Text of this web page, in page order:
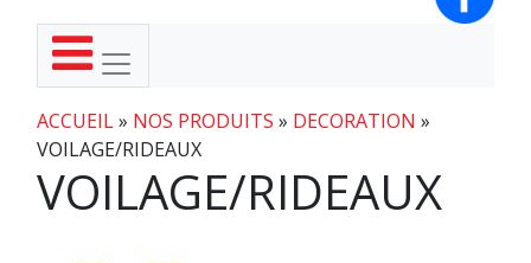
ACCUEIL» NOS PRODUITS » DECORATION »
VOILAGE/RIDEAUX
VOILAGE/RIDEAUX